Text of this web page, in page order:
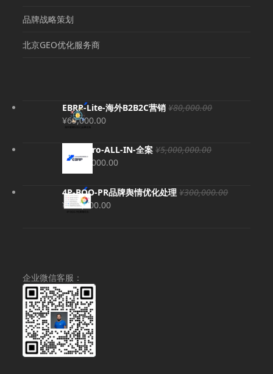
品牌战略策划
北京GEO优化服务商
EBRP-Lite-海外B2B2C营销 ¥80,000.00
原
为：
¥80,000.00。
¥69,000.00当
价
格
EBRP-Pro-ALL-IN-全案 ¥5,000,000.00
原
价
为：
¥5,000,000.00。
¥4,980,000.00当
价
格
4P-BOO-PR品牌舆情优化处理 ¥300,000.00
原
¥280,000.00当
企业微信客服：